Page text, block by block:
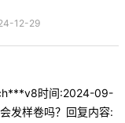
12-29
时间:2024-09-
发样卷吗？回复内容: